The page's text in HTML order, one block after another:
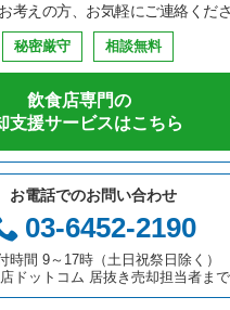
焼の居抜き売却物件の案件一覧
却物件の案件一覧
抜き売却物件の案件一覧
リの居抜き売却物件の案件一覧
スナックの居抜き売却物件の案件一覧
物件の案件一覧
居抜き売却物件の案件一覧
居抜き売却物件の案件一覧
居抜き売却物件の案件一覧
居抜き売却物件の案件一覧
店の居抜き売却物件の案件一覧
食店の居抜き売却物件の案件一覧
居抜き売却物件の案件一覧
食店の居抜き売却物件の案件一覧
飲食店の居抜き売却物件の案件一覧
の居抜き売却物件の案件一覧
どんの居抜き売却物件の案件一覧
抜き売却物件の案件一覧
・お好み焼の居抜き売却物件の案件
理の居抜き売却物件の案件一覧
居抜き売却物件の案件一覧
ウトの居抜き売却物件の案件一覧
の居抜き売却物件の案件一覧
ア料理の居抜き売却物件の案件一覧
ェの居抜き売却物件の案件一覧
の居抜き売却物件の案件一覧
屋・ダイニングバーの居抜き売却物
考えの方、お気軽にご連絡くださ
秘密厳守 相談無料
飲食店専門の
支援サービスはこちら
お電話でのお問い合わせ
03-6452-2190
時間 9～17時（土日祝祭日除く）
ドットコム 居抜き売却担当者まで